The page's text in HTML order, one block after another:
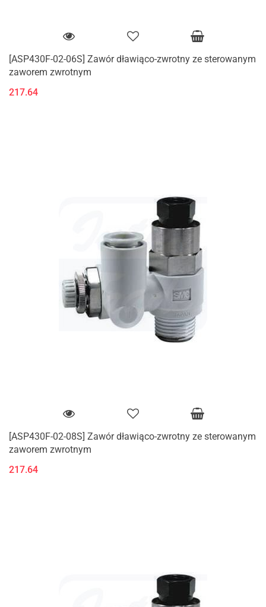
[ASP430F-02-06S] Zawór dławiąco-zwrotny ze sterowanym
zaworem zwrotnym
217.64
[ASP430F-02-08S] Zawór dławiąco-zwrotny ze sterowanym
zaworem zwrotnym
217.64